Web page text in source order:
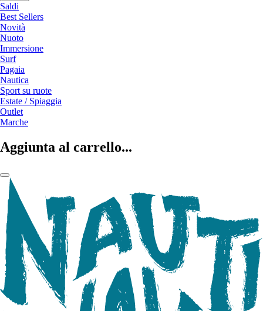
Saldi
Best Sellers
Novità
Nuoto
Immersione
Surf
Pagaia
Nautica
Sport su ruote
Estate / Spiaggia
Outlet
Marche
Aggiunta al carrello...